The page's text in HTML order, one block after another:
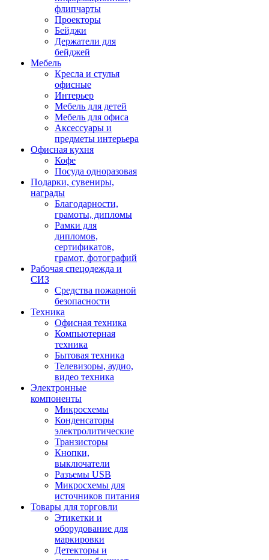
флипчарты
Проекторы
Бейджи
Держатели для
бейджей
Мебель
Кресла и стулья
офисные
Интерьер
Мебель для детей
Мебель для офиса
Аксессуары и
предметы интерьера
Офисная кухня
Кофе
Посуда одноразовая
Подарки, сувениры,
награды
Благодарности,
грамоты, дипломы
Рамки для
дипломов,
сертификатов,
грамот, фотографий
Рабочая спецодежда и
СИЗ
Средства пожарной
безопасности
Техника
Офисная техника
Компьютерная
техника
Бытовая техника
Телевизоры, аудио,
видео техника
Электронные
компоненты
Микросхемы
Конденсаторы
электролитические
Транзисторы
Кнопки,
выключатели
Разъемы USB
Микросхемы для
источников питания
Товары для торговли
Этикетки и
оборудование для
маркировки
Детекторы и